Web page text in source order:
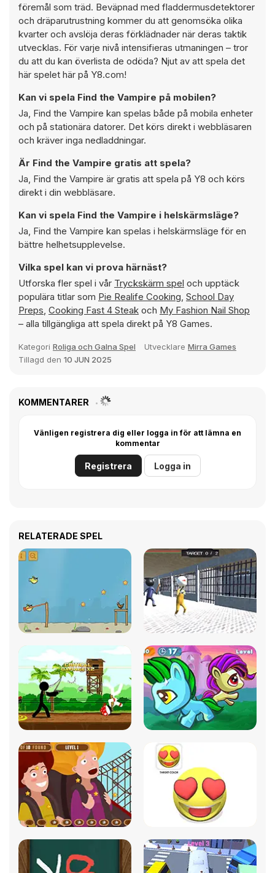
föremål som träd. Beväpnad med fladdermusdetektorer
och dräparutrustning kommer du att genomsöka olika
kvarter och avslöja deras förklädnader när deras taktik
utvecklas. För varje nivå intensifieras utmaningen – tror
du att du kan överlista de odöda? Njut av att spela det
här spelet här på Y8.com!
Kan vi spela Find the Vampire på mobilen?
Ja, Find the Vampire kan spelas både på mobila enheter
och på stationära datorer. Det körs direkt i webbläsaren
och kräver inga nedladdningar.
Är Find the Vampire gratis att spela?
Ja, Find the Vampire är gratis att spela på Y8 och körs
direkt i din webbläsare.
Kan vi spela Find the Vampire i helskärmsläge?
Ja, Find the Vampire kan spelas i helskärmsläge för en
bättre helhetsupplevelse.
Vilka spel kan vi prova härnäst?
Utforska fler spel i vår Tryckskärm spel och upptäck
populära titlar som Pie Realife Cooking, School Day
Preps, Cooking Fast 4 Steak och My Fashion Nail Shop
– alla tillgängliga att spela direkt på Y8 Games.
Kategori Roliga och Galna Spel Utvecklare Mirra Games
Tillagd den 10 JUN 2025
KOMMENTARER
Vänligen registrera dig eller logga in för att lämna en
kommentar
Registrera Logga in
RELATERADE SPEL